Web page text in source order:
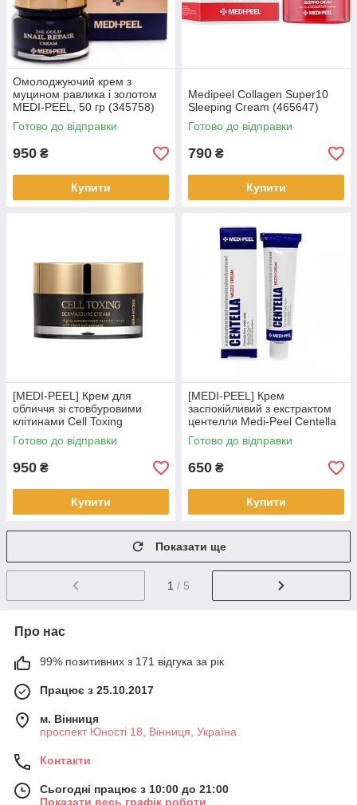
Омолоджуючий крем з
муцином равлика і золотом
MEDI-PEEL, 50 гр (345758)
Готово до відправки
950 ₴
Купити
Medipeel Collagen Super10
Sleeping Cream (465647)
Готово до відправки
790 ₴
Купити
[MEDI-PEEL] Крем для
обличчя зі стовбуровими
клітинами Cell Toxing
Dermajours Cream, 50мл
(345895)
Готово до відправки
950 ₴
Купити
[MEDI-PEEL] Крем
заспокійливий з екстрактом
центелли Medi-Peel Centella
Mezzo Cream 30 ml (342160)
Готово до відправки
650 ₴
Купити
Показати ще
1 / 5
Про нас
99% позитивних з 171 відгука за рік
Працює з 25.10.2017
м. Вінниця
проспект Юності 18, Вінниця, Україна
Контакти
Сьогодні працює з 10:00 до 21:00
Показати весь графік роботи